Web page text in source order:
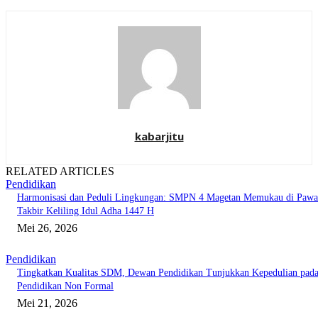
kabarjitu
RELATED ARTICLES
Pendidikan
Harmonisasi dan Peduli Lingkungan: SMPN 4 Magetan Memukau di
Takbir Keliling Idul Adha 1447 H
Mei 26, 2026
Pendidikan
Tingkatkan Kualitas SDM, Dewan Pendidikan Tunjukkan Kepedulian pada
Pendidikan Non Formal
Mei 21, 2026